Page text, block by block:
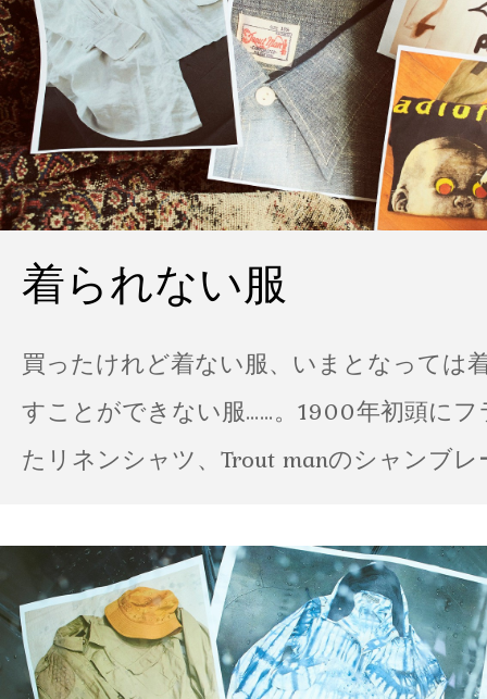
着られない服
買ったけれど着ない服、いまとなっては
すことができない服……。1900年初頭に
たリネンシャツ、Trout manのシャンブ